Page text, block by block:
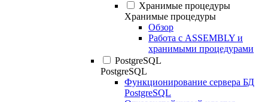
Хранимые процедуры
Хранимые процедуры
Обзор
Работа с ASSEMBLY и
хранимыми процедурами
PostgreSQL
PostgreSQL
Функционирование сервера БД
PostgreSQL